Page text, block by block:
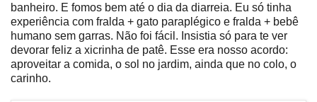
banheiro. E fomos bem até o dia da diarreia. Eu só tinha
experiência com fralda + gato paraplégico e fralda + bebê
humano sem garras. Não foi fácil. Insistia só para te ver
devorar feliz a xicrinha de patê. Esse era nosso acordo:
aproveitar a comida, o sol no jardim, ainda que no colo, o
carinho.